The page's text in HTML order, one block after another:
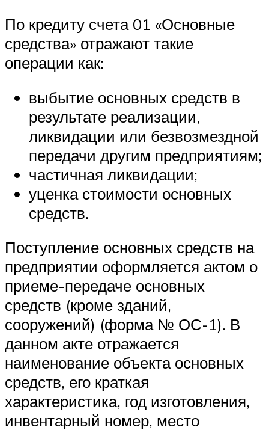
По кредиту счета 01 «Основные
средства» отражают такие
операции как:
выбытие основных средств в
результате реализации,
ликвидации или безвозмездной
передачи другим предприятиям;
частичная ликвидации;
уценка стоимости основных
средств.
Поступление основных средств на
предприятии оформляется актом о
приеме-передаче основных
средств (кроме зданий,
сооружений) (форма № ОС-1). В
данном акте отражается
наименование объекта основных
средств, его краткая
характеристика, год изготовления,
инвентарный номер, место